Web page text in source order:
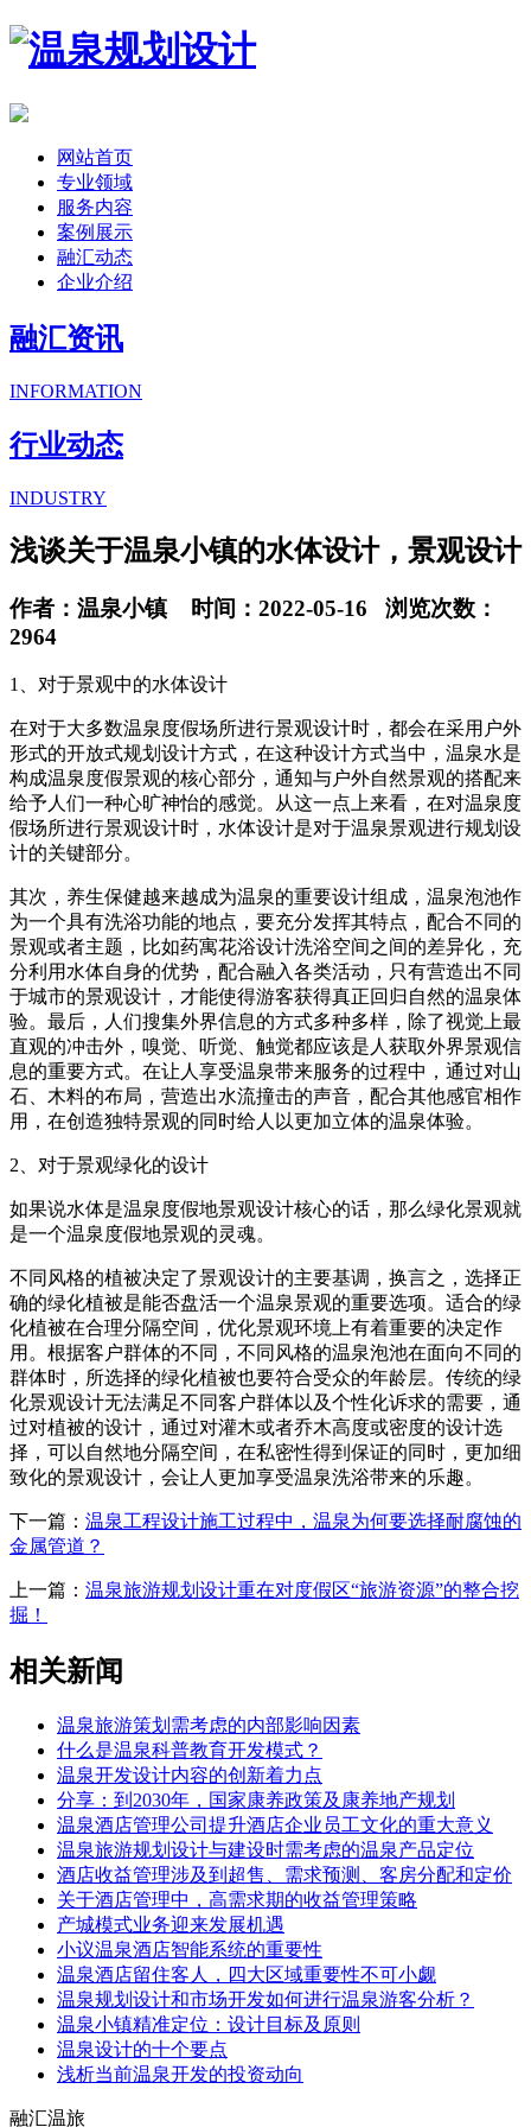
网站首页
专业领域
服务内容
案例展示
融汇动态
企业介绍
融汇资讯
INFORMATION
行业动态
INDUSTRY
浅谈关于温泉小镇的水体设计，景观设计
作者：温泉小镇 时间：2022-05-16 浏览次数：
2964
1、对于景观中的水体设计
在对于大多数温泉度假场所进行景观设计时，都会在采用户外
形式的开放式规划设计方式，在这种设计方式当中，温泉水是
构成温泉度假景观的核心部分，通知与户外自然景观的搭配来
给予人们一种心旷神怡的感觉。从这一点上来看，在对温泉度
假场所进行景观设计时，水体设计是对于温泉景观进行规划设
计的关键部分。
其次，养生保健越来越成为温泉的重要设计组成，温泉泡池作
为一个具有洗浴功能的地点，要充分发挥其特点，配合不同的
景观或者主题，比如药寓花浴设计洗浴空间之间的差异化，充
分利用水体自身的优势，配合融入各类活动，只有营造出不同
于城市的景观设计，才能使得游客获得真正回归自然的温泉体
验。最后，人们搜集外界信息的方式多种多样，除了视觉上最
直观的冲击外，嗅觉、听觉、触觉都应该是人获取外界景观信
息的重要方式。在让人享受温泉带来服务的过程中，通过对山
石、木料的布局，营造出水流撞击的声音，配合其他感官相作
用，在创造独特景观的同时给人以更加立体的温泉体验。
2、对于景观绿化的设计
如果说水体是温泉度假地景观设计核心的话，那么绿化景观就
是一个温泉度假地景观的灵魂。
不同风格的植被决定了景观设计的主要基调，换言之，选择正
确的绿化植被是能否盘活一个温泉景观的重要选项。适合的绿
化植被在合理分隔空间，优化景观环境上有着重要的决定作
用。根据客户群体的不同，不同风格的温泉泡池在面向不同的
群体时，所选择的绿化植被也要符合受众的年龄层。传统的绿
化景观设计无法满足不同客户群体以及个性化诉求的需要，通
过对植被的设计，通过对灌木或者乔木高度或密度的设计选
择，可以自然地分隔空间，在私密性得到保证的同时，更加细
致化的景观设计，会让人更加享受温泉洗浴带来的乐趣。
下一篇： 温泉工程设计施工过程中，温泉为何要选择耐腐蚀的
金属管道？
上一篇： 温泉旅游规划设计重在对度假区“旅游资源”的整合挖
掘！
相关新闻
温泉旅游策划需考虑的内部影响因素
什么是温泉科普教育开发模式？
温泉开发设计内容的创新着力点
分享：到2030年，国家康养政策及康养地产规划
温泉酒店管理公司提升酒店企业员工文化的重大意义
温泉旅游规划设计与建设时需考虑的温泉产品定位
酒店收益管理涉及到超售、需求预测、客房分配和定价
关于酒店管理中，高需求期的收益管理策略
产城模式业务迎来发展机遇
小议温泉酒店智能系统的重要性
温泉酒店留住客人，四大区域重要性不可小觑
温泉规划设计和市场开发如何进行温泉游客分析？
温泉小镇精准定位：设计目标及原则
温泉设计的十个要点
浅析当前温泉开发的投资动向
融汇温旅